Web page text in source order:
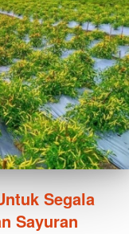
Segala
Sayuran